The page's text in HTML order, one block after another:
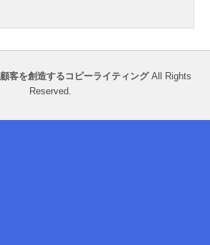
顧客を創造するコピーライティングAll Rights
Reserved.